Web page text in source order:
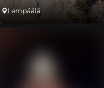
Lempäälä